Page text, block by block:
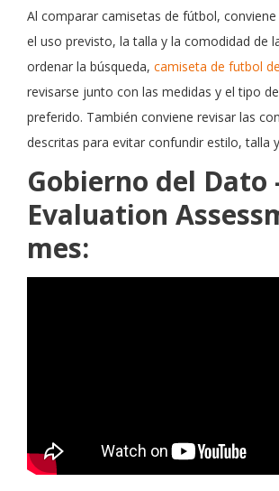
Al comparar camisetas de fútbol,
el uso previsto, la talla y la comodidad de
ordenar la búsqueda, camiseta de futbol
revisarse junto con las medidas y el tipo
preferido. También conviene revisar las
descritas para evitar confundir estilo, talla
Gobierno del Dato
Evaluation
mes: